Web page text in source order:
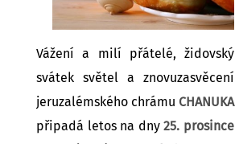
Vážení a milí přátelé, židovský
svátek světel a znovuzasvěcení
jeruzalémského chrámu CHANUKA
připadá letos na dny25. prosince